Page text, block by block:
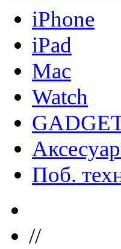
iPhone
iPad
Mac
Watch
Поб.
//